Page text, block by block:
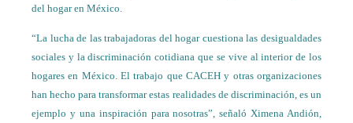
del hogar en México.
“La lucha de las trabajadoras del hogar cuestiona las desigualdades
sociales y la discriminación cotidiana que se vive al interior de los
hogares en México. El trabajo que CACEH y otras organizaciones
han hecho para transformar estas realidades de discriminación, es un
ejemplo y una inspiración para nosotras”, señaló Ximena Andión,